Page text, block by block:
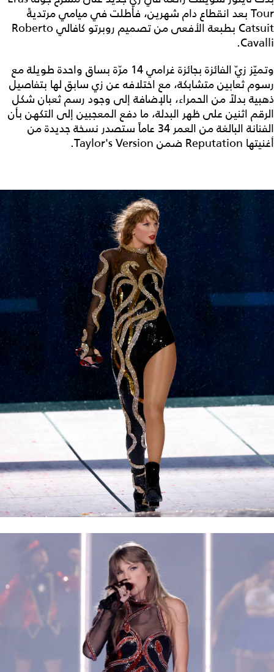
Tour بعد انقطاع دام شهرين، فأطلت في ميامي مرتديةً
Catsuit بطبعة الأفعى من تصميم روبرتو كافالي Roberto
Cavalli.
وتميّز زيّ الفائزة بجائزة غرامي 14 مرّة بساق واحدة طويلة مع
رسوم ثعابين متشابكة، مع اختلافه عن زي سابق لها بتفاصيل
ذهبية بدلاً من الحمراء، بالإضافة إلى وجود رسم ثعبان شكل
الرقم اثنين على ظهر البدلة، ما دفع المعجبين إلى التكهن بأن
الفنانة البالغة من العمر 34 عاماً ستصدر نسخة جديدة من
أغنيتها Reputation ضمن Taylor's Version.